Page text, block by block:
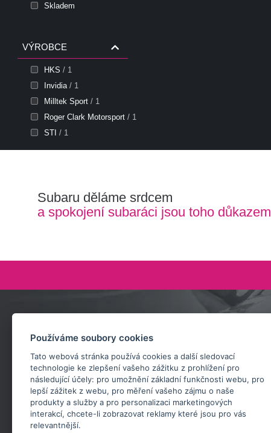
Používáme soubory cookies
Tato webová stránka používá cookies a další sledovací
technologie ke zlepšení vašeho zážitku z prohlížení pro
následující účely: pro umožnění základní funkčnosti webu, pro
lepší zážitek z webu, pro měření vašeho zájmu o naše
produkty a služby a pro personalizaci marketingových
interakcí, chcete-li zobrazovat reklamy které jsou pro vás
relevantnější.
Skladem
VÝROBCE
HKS / 1
Invidia / 1
Milltek Sport / 1
Roger Clark Motorsport / 1
STI / 1
Subaru děláme srdcem
a spokojení subaráci jsou toho důkazem
+420 732 218 685
rosta@subarusti.cz
POŠLI DOTAZ